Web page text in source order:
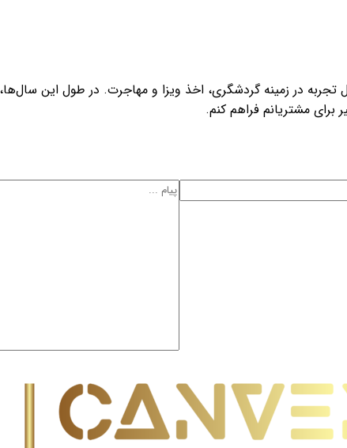
محمدی هستم، مدیر فروش شرکت و با بیش از 20 سال تجربه در زمینه گردشگری، اخذ ویزا و
برای مشتریانم فراهم کنم.